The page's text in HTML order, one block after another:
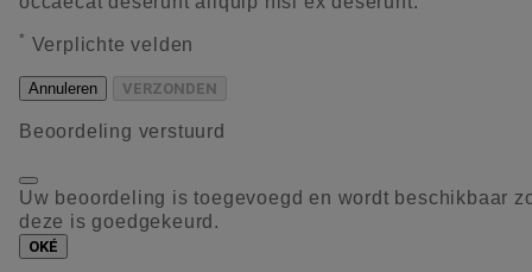
* Verplichte velden
Annuleren VERZONDEN
Beoordeling verstuurd
Uw beoordeling is toegevoegd en wordt beschikbaar
deze is goedgekeurd.
OKÉ